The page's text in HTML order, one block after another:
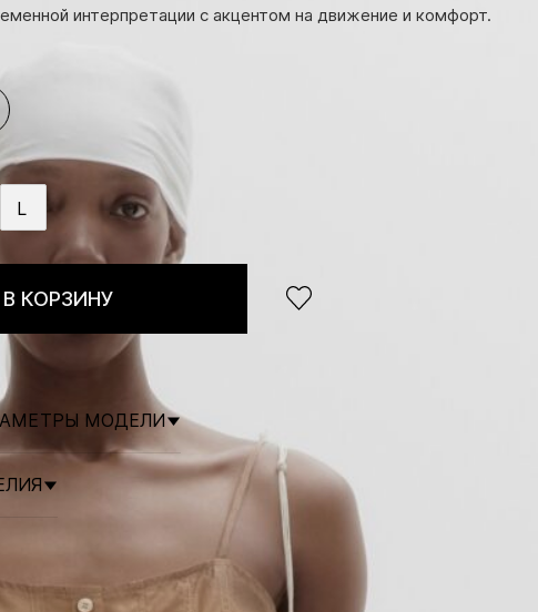
интерпретации с акцентом на движение и комфорт.
L
В КОРЗИНУ
МОДЕЛИ